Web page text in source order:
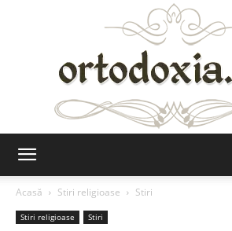
Acasă
Stiri religioase Stiri
Stiri religioase Stiri